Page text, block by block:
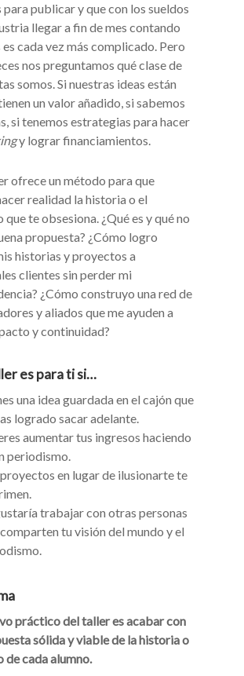
para publicar y que con los sueldos
llegar a fin de mes contando
cada vez más complicado. Pero
nos preguntamos qué clase de
somos. Si nuestras ideas están
un valor añadido, si sabemos
si tenemos estrategias para hacer
y lograr financiamientos.
ofrece un método para que
realidad la historia o el
te obsesiona. ¿Qué es y qué no
propuesta? ¿Cómo logro
historias y proyectos a
clientes sin perder mi
¿Cómo construyo una red de
y aliados que me ayuden a
y continuidad?
es para ti si…
una idea guardada en el cajón que
logrado sacar adelante.
aumentar tus ingresos haciendo
periodismo.
en lugar de ilusionarte te
trabajar con otras personas
tu visión del mundo y el
práctico del taller es acabar con
sólida y viable de la historia o
de cada alumno.